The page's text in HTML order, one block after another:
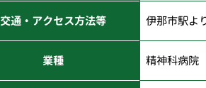
交通・アクセス方法等 伊那市駅よ
業種 精神科病院